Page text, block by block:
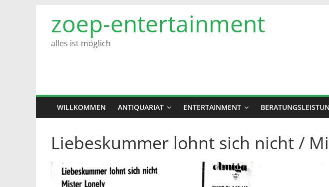
Inhalt
springen
zoep-entertainment
alles ist möglich
WILLKOMMEN ANTIQUARIAT ENTERTAINMENT
Liebeskummer lohnt sich nicht /